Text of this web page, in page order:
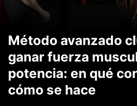
Método avanzado
ganar fuerza
potencia: en qué
cómo se hace